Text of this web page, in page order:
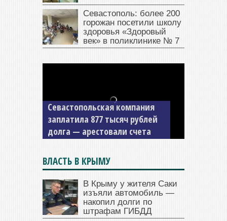
Севастополь: более 200
горожан посетили школу
здоровья «Здоровый
век» в поликлинике № 7
Севастопольская компания
заплатила 877 тысяч рублей
долга — арестовали счета
ВЛАСТЬ В КРЫМУ
В Крыму у жителя Саки
изъяли автомобиль —
накопил долги по
штрафам ГИБДД